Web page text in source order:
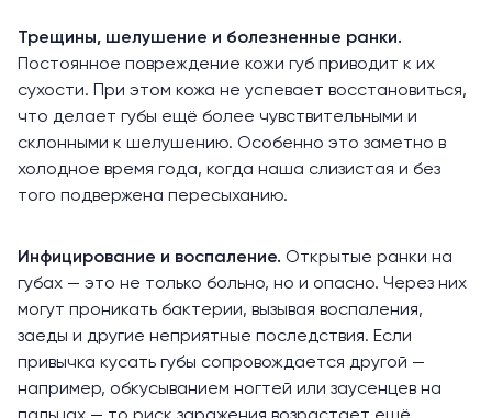
Трещины, шелушение и болезненные ранки.
Постоянное повреждение кожи губ приводит к их
сухости. При этом кожа не успевает восстановиться,
что делает губы ещё более чувствительными и
склонными к шелушению. Особенно это заметно в
холодное время года, когда наша слизистая и без
того подвержена пересыханию.
Инфицирование и воспаление. Открытые ранки на
губах — это не только больно, но и опасно. Через них
могут проникать бактерии, вызывая воспаления,
заеды и другие неприятные последствия. Если
привычка кусать губы сопровождается другой —
например, обкусыванием ногтей или заусенцев на